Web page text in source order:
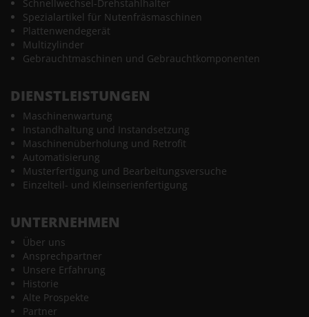
Schnellwechsel-Drehstahlhalter
Spezialartikel für Nutenfräsmaschinen
Plattenwendegerät
Multizylinder
Gebrauchtmaschinen und Gebrauchtkomponenten
DIENSTLEISTUNGEN
Maschinenwartung
Instandhaltung und Instandsetzung
Maschinenüberholung und Retrofit
Automatisierung
Musterfertigung und Bearbeitungsversuche
Einzelteil- und Kleinserienfertigung
UNTERNEHMEN
Über uns
Ansprechpartner
Unsere Erfahrung
Historie
Alte Prospekte
Partner